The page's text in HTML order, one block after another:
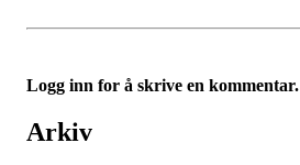
Logg inn for å skrive en kommentar.
Arkiv